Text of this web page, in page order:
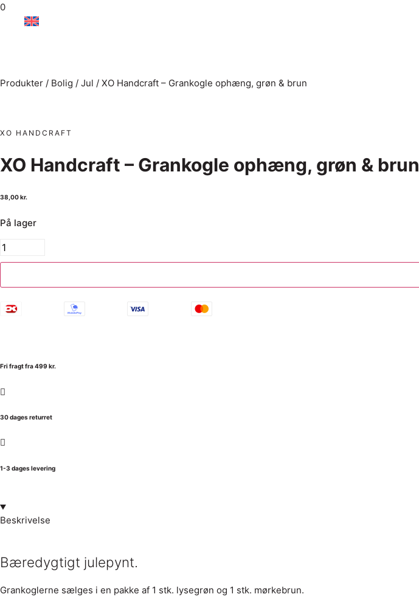
0
Produkter / Bolig / Jul / XO Handcraft – Grankogle ophæng, grøn & brun
XO HANDCRAFT
XO Handcraft – Grankogle ophæng, grøn & brun
38,00kr.
På lager
Fri fragt fra 499 kr.
30 dages returret
1-3 dages levering
Beskrivelse
Bæredygtigt julepynt.
Grankoglerne sælges i en pakke af 1 stk. lysegrøn og 1 stk. mørkebrun.